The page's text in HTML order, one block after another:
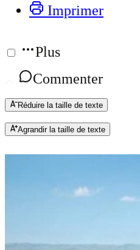
Imprimer
Plus
Commenter
Réduire la taille de texte
Agrandir la taille de texte